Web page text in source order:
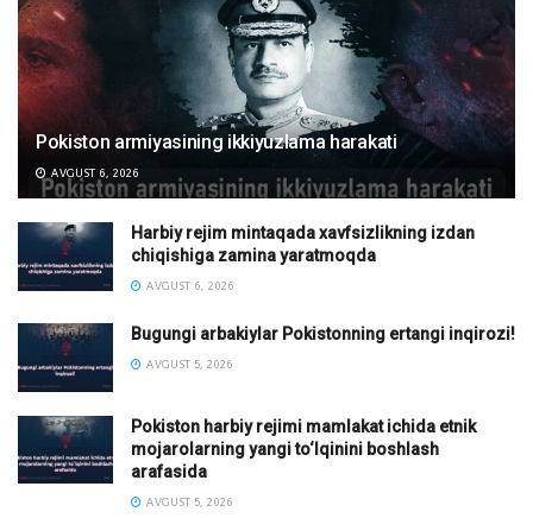
Pokiston armiyasining ikkiyuzlama harakati
AVGUST 6, 2026
Harbiy rejim mintaqada xavfsizlikning izdan
chiqishiga zamina yaratmoqda
AVGUST 6, 2026
Bugungi arbakiylar Pokistonning ertangi inqirozi!
AVGUST 5, 2026
Pokiston harbiy rejimi mamlakat ichida etnik
mojarolarning yangi to‘lqinini boshlash
arafasida
AVGUST 5, 2026